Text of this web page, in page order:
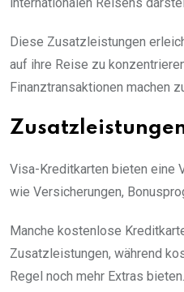
Diese Zusatzleistungen
auf ihre Reise zu
Finanztransaktionen machen
Visa-Kreditkarten bieten eine
wie Versicherungen,
Manche kostenlose
Zusatzleistungen, während
Regel noch mehr Extras bieten.